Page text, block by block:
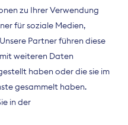
und
als
der
zu Ihrer Verwendung
für soziale Medien,
Partner führen diese
weiteren Daten
haben oder die sie im
gesammelt haben.
in der